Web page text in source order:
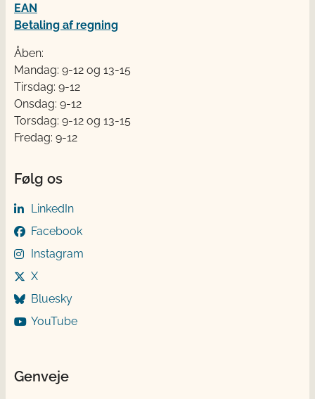
EAN
Betaling af regning
Åben:
Mandag: 9-12 og 13-15
Tirsdag: 9-12
Onsdag: 9-12
Torsdag: 9-12 og 13-15
Fredag: 9-12
Følg os
LinkedIn
Facebook
Instagram
X
Bluesky
YouTube
Genveje